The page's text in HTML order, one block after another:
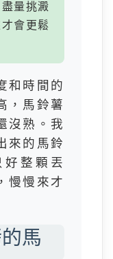
量挑澱
會更鬆
和時間的
，馬鈴薯
沒熟。我
來的馬鈴
整顆丟
慢慢來才
馬